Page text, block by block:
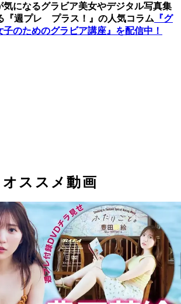
になるグラビア美女やデジタル写真集
『週プレ プラス！』の人気コラム 『グ
のためのグラビア講座』を配信中！
オススメ動画